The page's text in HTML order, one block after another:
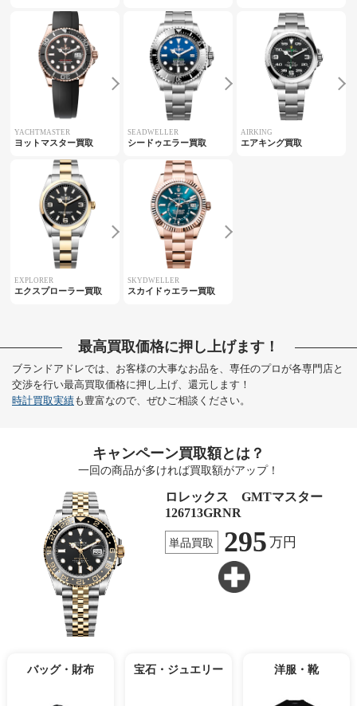
YACHTMASTER
ヨットマスター買取
SEADWELLER
シードゥエラー買取
AIRKING
エアキング買取
EXPLORER
エクスプローラー買取
SKYDWELLER
スカイドゥエラー買取
最高買取価格に押し上げます！
ブランドアドレでは、お客様の大事なお品を、専任のプロが各専門店と
交渉を行い最高買取価格に押し上げ、還元します！
時計買取実績も豊富なので、ぜひご相談ください。
キャンペーン買取額とは？
一回の商品が多ければ買取額がアップ！
ロレックス GMTマスター
126713GRNR
単品買取 295 万円
バッグ・財布 宝石・ジュエリー 洋服・靴